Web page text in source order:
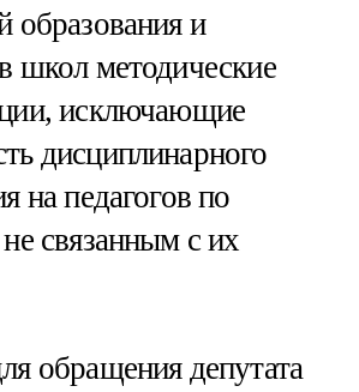
образования и
школ методические
исключающие
дисциплинарного
на педагогов по
связанным с их
обращения депутата